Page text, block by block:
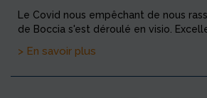
Le Covid nous empêchant de nous
de Boccia s'est déroulé en visio.
> En savoir plus